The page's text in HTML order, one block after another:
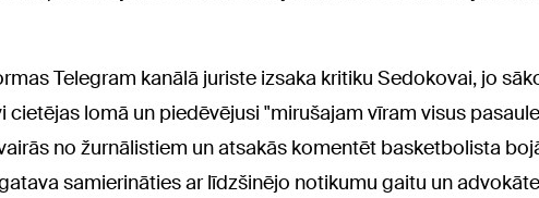
Telegram kanālā juriste izsaka kritiku Sedokovai, jo
cietējas lomā un piedēvējusi "mirušajam vīram visus
no žurnālistiem un atsakās komentēt basketbolista
samierināties ar līdzšinējo notikumu gaitu un advokāte